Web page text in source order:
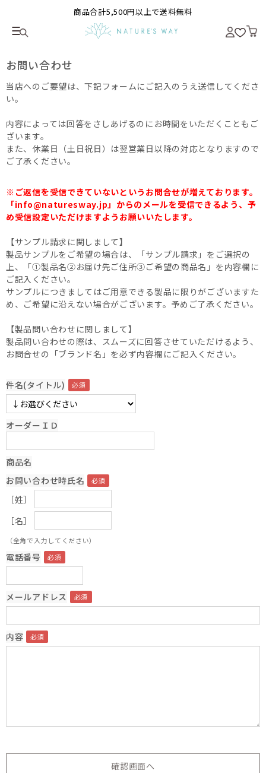
商品合計5,500円以上で送料無料
お問い合わせ
当店へのご要望は、下記フォームにご記入のうえ送信してくださ
い。
内容によっては回答をさしあげるのにお時間をいただくこともご
ざいます。
また、休業日（土日祝日）は翌営業日以降の対応となりますので
ご了承ください。
※ご返信を受信できていないというお問合せが増えております。
「info@naturesway.jp」からのメールを受信できるよう、予
め受信設定いただけますようお願いいたします。
【サンプル請求に関しまして】
製品サンプルをご希望の場合は、「サンプル請求」をご選択の
上、「①製品名②お届け先ご住所③ご希望の商品名」を内容欄に
ご記入ください。
サンプルにつきましてはご用意できる製品に限りがございますた
め、ご希望に沿えない場合がございます。予めご了承ください。
【製品問い合わせに関しまして】
製品問い合わせの際は、スムーズに回答させていただけるよう、
お問合せの「ブランド名」を必ず内容欄にご記入ください。
件名(タイトル)
オーダーＩＤ
商品名
お問い合わせ時氏名
［姓］
［名］
（全角で入力してください）
電話番号
メールアドレス
内容